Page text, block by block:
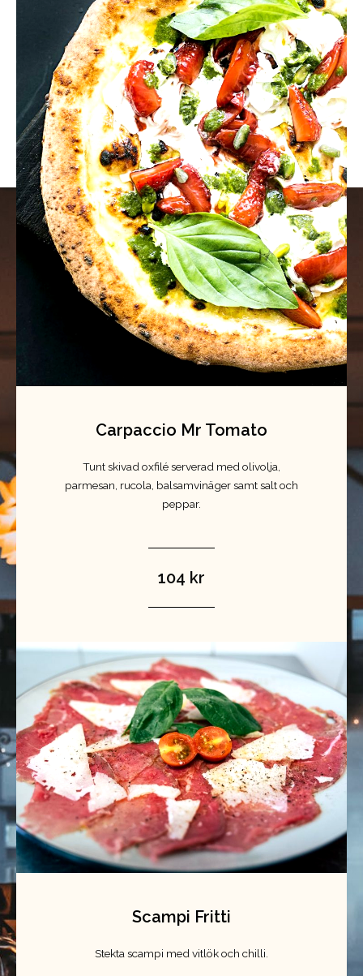
Carpaccio Mr Tomato
Tunt skivad oxfilé serverad med olivolja,
parmesan, rucola, balsamvinäger samt salt och
peppar.
104 kr
Scampi Fritti
Stekta scampi med vitlök och chilli.